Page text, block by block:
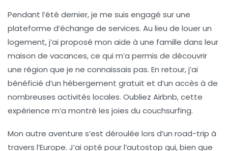
Pendant l’été dernier, je me suis engagé sur une
plateforme d’échange de services. Au lieu de louer un
logement, j’ai proposé mon aide à une famille dans leur
maison de vacances, ce qui m’a permis de découvrir
une région que je ne connaissais pas. En retour, j’ai
bénéficié d’un hébergement gratuit et d’un accès à de
nombreuses activités locales. Oubliez Airbnb, cette
expérience m’a montré les joies du couchsurfing.
Mon autre aventure s’est déroulée lors d’un road-trip à
travers l’Europe. J’ai opté pour l’autostop qui, bien que